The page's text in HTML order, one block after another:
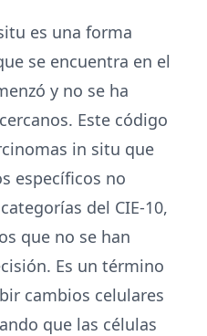
es una forma
se encuentra en el
y no se ha
Este código
in situ que
específicos no
del CIE-10,
que no se han
Es un término
cambios celulares
que las células